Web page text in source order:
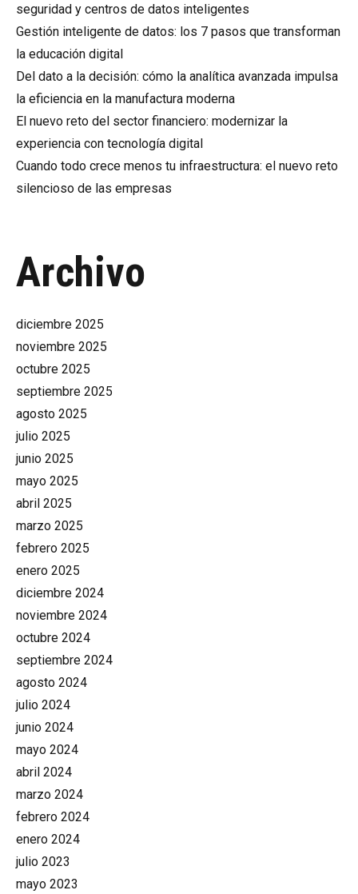
seguridad y centros de datos inteligentes
Gestión inteligente de datos: los 7 pasos que transforman
la educación digital
Del dato a la decisión: cómo la analítica avanzada impulsa
la eficiencia en la manufactura moderna
El nuevo reto del sector financiero: modernizar la
experiencia con tecnología digital
Cuando todo crece menos tu infraestructura: el nuevo reto
silencioso de las empresas
Archivo
diciembre 2025
noviembre 2025
octubre 2025
septiembre 2025
agosto 2025
julio 2025
junio 2025
mayo 2025
abril 2025
marzo 2025
febrero 2025
enero 2025
diciembre 2024
noviembre 2024
octubre 2024
septiembre 2024
agosto 2024
julio 2024
junio 2024
mayo 2024
abril 2024
marzo 2024
febrero 2024
enero 2024
julio 2023
mayo 2023